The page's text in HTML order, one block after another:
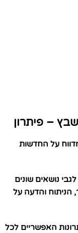
– פיתרון
על החדשות
נושאים שונים
והדעה על
האפשריים לכל